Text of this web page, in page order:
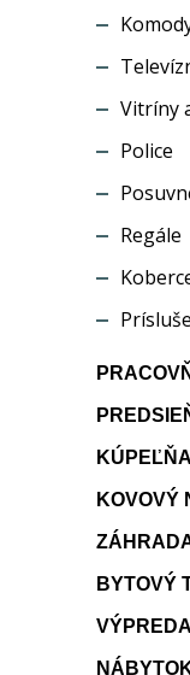
Vitríny
Police
Regále
KÚPEĽŇA
KOVOVÝ
BYTOVÝ